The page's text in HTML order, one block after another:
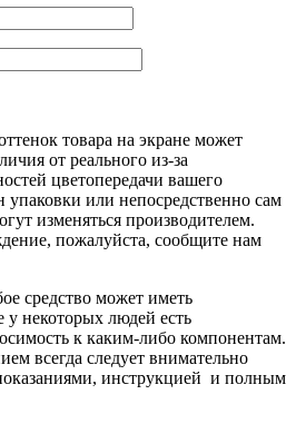
товара на экране может
от реального из-за
цветопередачи вашего
упаковки или непосредственно сам
изменяться производителем.
пожалуйста, сообщите нам
средство может иметь
у некоторых людей есть
к каким-либо компонентам.
всегда следует внимательно
инструкцией и полным